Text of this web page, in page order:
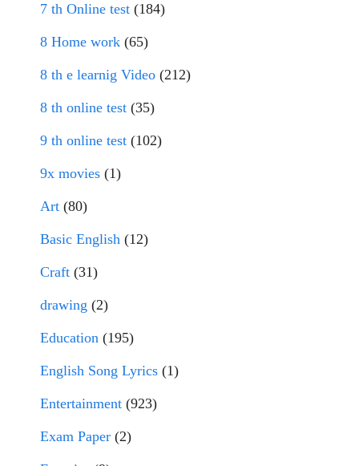
7 th Online test (184)
8 Home work (65)
8 th e learnig Video (212)
8 th online test (35)
9 th online test (102)
9x movies (1)
Art (80)
Basic English (12)
Craft (31)
drawing (2)
Education (195)
English Song Lyrics (1)
Entertainment (923)
Exam Paper (2)